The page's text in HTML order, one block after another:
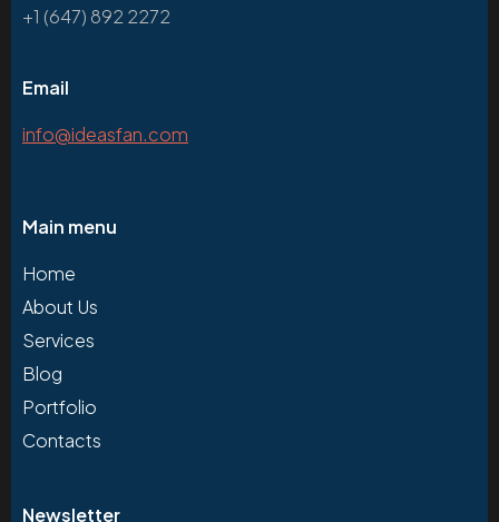
+1 (647) 892 2272
Email
info@ideasfan.com
Main menu
Home
About Us
Services
Blog
Portfolio
Contacts
Newsletter